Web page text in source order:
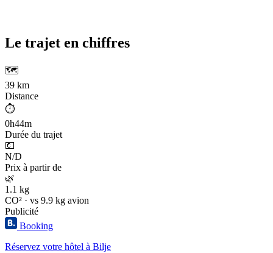
Le trajet en chiffres
🗺️
39 km
Distance
⏱️
0h44m
Durée du trajet
💶
N/D
Prix à partir de
🌿
1.1 kg
CO² · vs 9.9 kg avion
Publicité
Booking
Réservez votre hôtel à Bilje